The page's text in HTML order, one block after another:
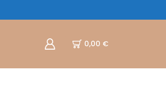
0,00 €